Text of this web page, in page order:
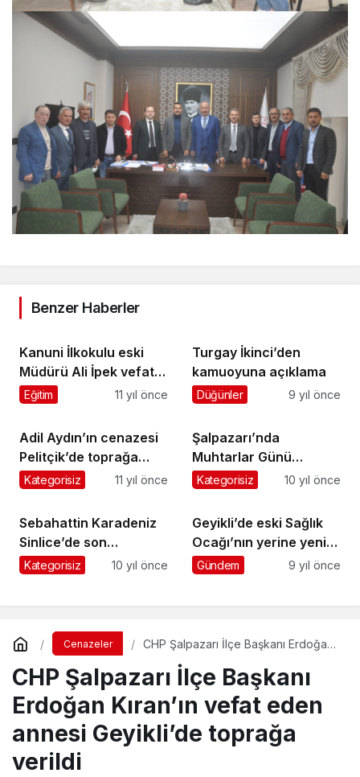
Benzer Haberler
Kanuni İlkokulu eski
Müdürü Ali İpek vefat
etti
Eğitim 11 yıl önce
Turgay İkinci’den
kamuoyuna açıklama
Düğünler 9 yıl önce
Adil Aydın’ın cenazesi
Pelitçik’de toprağa
verildi
Kategorisiz 11 yıl önce
Şalpazarı’nda
Muhtarlar Günü
kutlandı
Kategorisiz 10 yıl önce
Sebahattin Karadeniz
Sinlice’de son
yolculuğuna uğurlandı
Kategorisiz 10 yıl önce
Geyikli’de eski Sağlık
Ocağı’nın yerine yenisi
yapılıyor
Gündem 9 yıl önce
Cenazeler
CHP Şalpazarı İlçe Başkanı Erdoğan
toprağa verildi
CHP Şalpazarı İlçe Başkanı
Erdoğan Kıran’ın vefat eden
annesi Geyikli’de toprağa
verildi